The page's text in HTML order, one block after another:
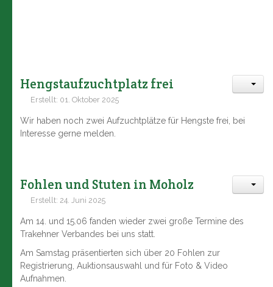
Hengstaufzuchtplatz frei
Erstellt: 01. Oktober 2025
Wir haben noch zwei Aufzuchtplätze für Hengste frei, bei
Interesse gerne melden.
Fohlen und Stuten in Moholz
Erstellt: 24. Juni 2025
Am 14. und 15.06 fanden wieder zwei große Termine des
Trakehner Verbandes bei uns statt.
Am Samstag präsentierten sich über 20 Fohlen zur
Registrierung, Auktionsauswahl und für Foto & Video
Aufnahmen.